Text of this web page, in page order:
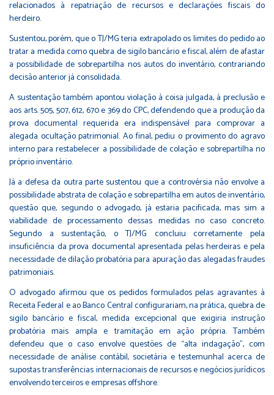
relacionados à repatriação de recursos e declarações fiscais do
herdeiro.
Sustentou, porém, que o TJ/MG teria extrapolado os limites do pedido ao
tratar a medida como quebra de sigilo bancário e fiscal, além de afastar
a possibilidade de sobrepartilha nos autos do inventário, contrariando
decisão anterior já consolidada.
A sustentação também apontou violação à coisa julgada, à preclusão e
aos arts. 505, 507, 612, 670 e 369 do CPC, defendendo que a produção da
prova documental requerida era indispensável para comprovar a
alegada ocultação patrimonial. Ao final, pediu o provimento do agravo
interno para restabelecer a possibilidade de colação e sobrepartilha no
próprio inventário.
Já a defesa da outra parte sustentou que a controvérsia não envolve a
possibilidade abstrata de colação e sobrepartilha em autos de inventário,
questão que, segundo o advogado, já estaria pacificada, mas sim a
viabilidade de processamento dessas medidas no caso concreto.
Segundo a sustentação, o TJ/MG concluiu corretamente pela
insuficiência da prova documental apresentada pelas herdeiras e pela
necessidade de dilação probatória para apuração das alegadas fraudes
patrimoniais.
O advogado afirmou que os pedidos formulados pelas agravantes à
Receita Federal e ao Banco Central configurariam, na prática, quebra de
sigilo bancário e fiscal, medida excepcional que exigiria instrução
probatória mais ampla e tramitação em ação própria. Também
defendeu que o caso envolve questões de “alta indagação”, com
necessidade de análise contábil, societária e testemunhal acerca de
supostas transferências internacionais de recursos e negócios jurídicos
envolvendo terceiros e empresas offshore.